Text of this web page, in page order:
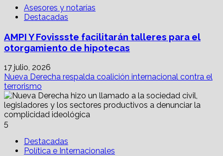
Asesores y notarías
Destacadas
AMPI Y Fovissste facilitarán talleres para el
otorgamiento de hipotecas
17 julio, 2026
Nueva Derecha respalda coalición internacional contra el
terrorismo
5
Destacadas
Política e Internacionales